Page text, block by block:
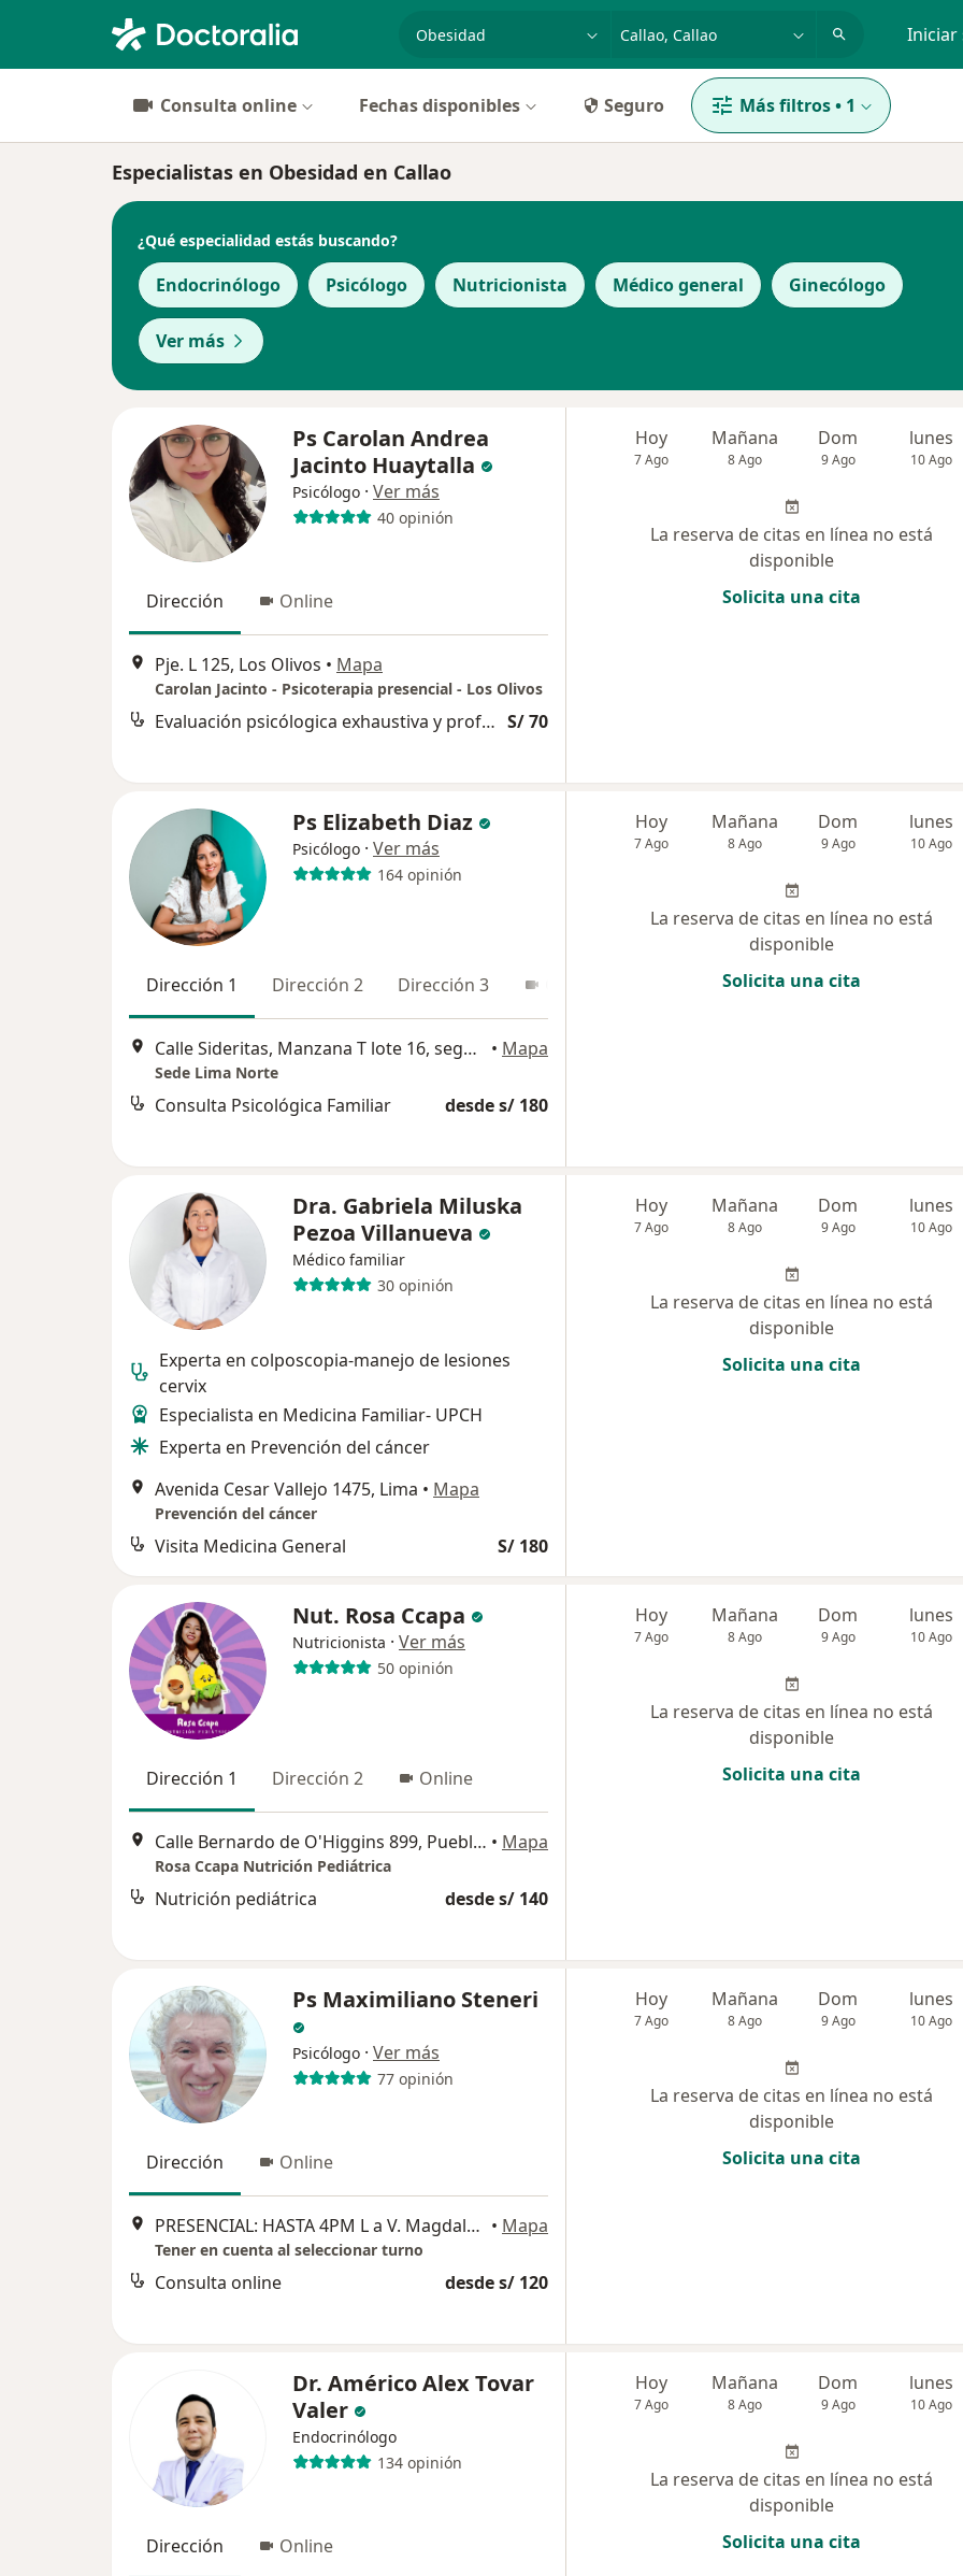
Iniciar
Consulta online Fechas disponibles Seguro Más filtros• 1
Especialistas en Obesidad en Callao
¿Qué especialidad estás buscando?
Endocrinólogo Psicólogo Nutricionista Médico general Ginecólogo
Ver más
Ps Carolan Andrea
Jacinto Huaytalla
Psicólogo · Ver más
40 opinión
Dirección Online
Pje. L 125, Los Olivos • Mapa
Carolan Jacinto - Psicoterapia presencial - Los Olivos
Evaluación psicólogica exhaustiva y profunda S/ 70
Hoy
7 Ago
Mañana
8 Ago
Dom
9 Ago
lunes
10 Ago
La reserva de citas en línea no está
disponible
Solicita una cita
Ps Elizabeth Diaz
Psicólogo · Ver más
164 opinión
Dirección 1 Dirección 2 Dirección 3
Calle Sideritas, Manzana T lote 16, segundo piso, Urbanización Rosario del Norte, Los Olivos • Mapa
Sede Lima Norte
Consulta Psicológica Familiar desde s/ 180
Hoy
7 Ago
Mañana
8 Ago
Dom
9 Ago
lunes
10 Ago
La reserva de citas en línea no está
disponible
Solicita una cita
Dra. Gabriela Miluska
Pezoa Villanueva
Médico familiar
30 opinión
Experta en colposcopia-manejo de lesiones
cervix
Especialista en Medicina Familiar- UPCH
Experta en Prevención del cáncer
Avenida Cesar Vallejo 1475, Lima • Mapa
Prevención del cáncer
Visita Medicina General S/ 180
Hoy
7 Ago
Mañana
8 Ago
Dom
9 Ago
lunes
10 Ago
La reserva de citas en línea no está
disponible
Solicita una cita
Nut. Rosa Ccapa
Nutricionista · Ver más
50 opinión
Dirección 1 Dirección 2 Online
Calle Bernardo de O'Higgins 899, Pueblo Libre • Mapa
Rosa Ccapa Nutrición Pediátrica
Nutrición pediátrica desde s/ 140
Hoy
7 Ago
Mañana
8 Ago
Dom
9 Ago
lunes
10 Ago
La reserva de citas en línea no está
disponible
Solicita una cita
Ps Maximiliano Steneri
Psicólogo · Ver más
77 opinión
Dirección Online
PRESENCIAL: HASTA 4PM L a V. Magdalena del mar, Av Brasil 4064 (cualquier duda comuníquese con el psicólogo al, Lima • Mapa
Tener en cuenta al seleccionar turno
Consulta online desde s/ 120
Hoy
7 Ago
Mañana
8 Ago
Dom
9 Ago
lunes
10 Ago
La reserva de citas en línea no está
disponible
Solicita una cita
Dr. Américo Alex Tovar
Valer
Endocrinólogo
134 opinión
Dirección Online
Hoy
7 Ago
Mañana
8 Ago
Dom
9 Ago
lunes
10 Ago
La reserva de citas en línea no está
disponible
Solicita una cita